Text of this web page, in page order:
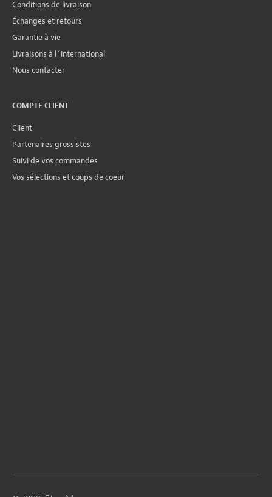
Conditions de livraison
Échanges et retours
Garantie à vie
Livraisons à l´international
Nous contacter
COMPTE CLIENT
Client
Partenaires grossistes
Suivi de vos commandes
Vos sélections et coups de coeur